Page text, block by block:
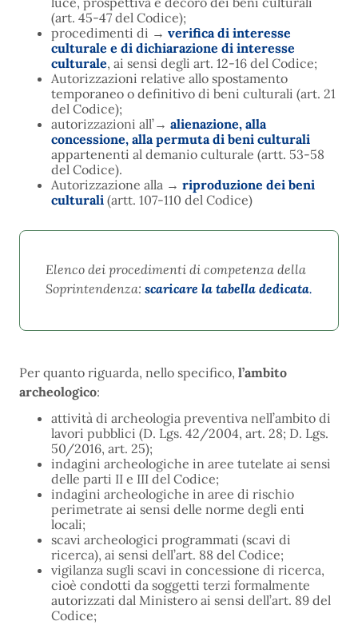
(art. 45-47 del Codice);
procedimenti di → verifica di interesse
culturale e di dichiarazione di interesse
culturale, ai sensi degli art. 12-16 del Codice;
Autorizzazioni relative allo spostamento
temporaneo o definitivo di beni culturali (art. 21
del Codice);
autorizzazioni all’→ alienazione, alla
concessione, alla permuta di beni culturali
appartenenti al demanio culturale (artt. 53-58
del Codice).
Autorizzazione alla → riproduzione dei beni
culturali (artt. 107-110 del Codice)
Elenco dei procedimenti di competenza della
Soprintendenza: scaricare la tabella dedicata.
Per quanto riguarda, nello specifico, l’ambito
archeologico:
attività di archeologia preventiva nell’ambito di
lavori pubblici (D. Lgs. 42/2004, art. 28; D. Lgs.
50/2016, art. 25);
indagini archeologiche in aree tutelate ai sensi
delle parti II e III del Codice;
indagini archeologiche in aree di rischio
perimetrate ai sensi delle norme degli enti
locali;
scavi archeologici programmati (scavi di
ricerca), ai sensi dell’art. 88 del Codice;
vigilanza sugli scavi in concessione di ricerca,
cioè condotti da soggetti terzi formalmente
autorizzati dal Ministero ai sensi dell’art. 89 del
Codice;